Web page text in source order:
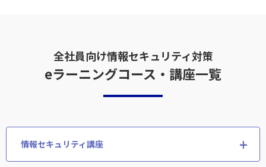
全社員向け情報セキュリティ対策
eラーニングコース・講座一覧
情報セキュリティ講座